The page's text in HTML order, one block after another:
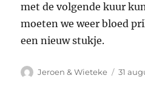
met de volgende kuur
moeten we weer bloed
een nieuw stukje.
Auteur
Jeroen & Wieteke 31